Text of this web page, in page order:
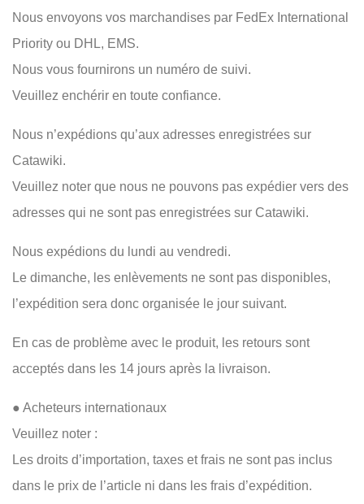
Nous envoyons vos marchandises par FedEx International
Priority ou DHL, EMS.
Nous vous fournirons un numéro de suivi.
Veuillez enchérir en toute confiance.
Nous n’expédions qu’aux adresses enregistrées sur
Catawiki.
Veuillez noter que nous ne pouvons pas expédier vers des
adresses qui ne sont pas enregistrées sur Catawiki.
Nous expédions du lundi au vendredi.
Le dimanche, les enlèvements ne sont pas disponibles,
l’expédition sera donc organisée le jour suivant.
En cas de problème avec le produit, les retours sont
acceptés dans les 14 jours après la livraison.
● Acheteurs internationaux
Veuillez noter :
Les droits d’importation, taxes et frais ne sont pas inclus
dans le prix de l’article ni dans les frais d’expédition.